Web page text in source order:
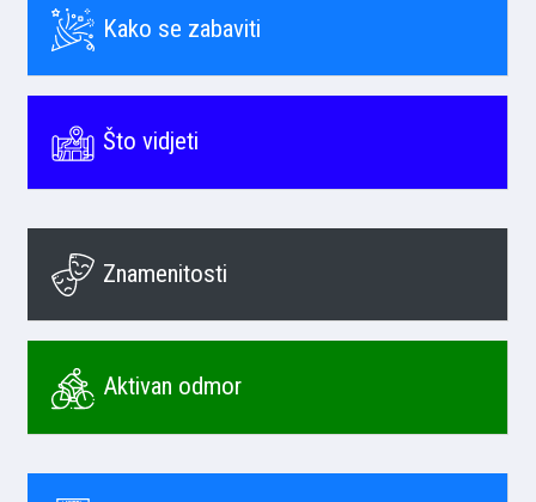
Kako se zabaviti
Što vidjeti
Znamenitosti
Aktivan odmor